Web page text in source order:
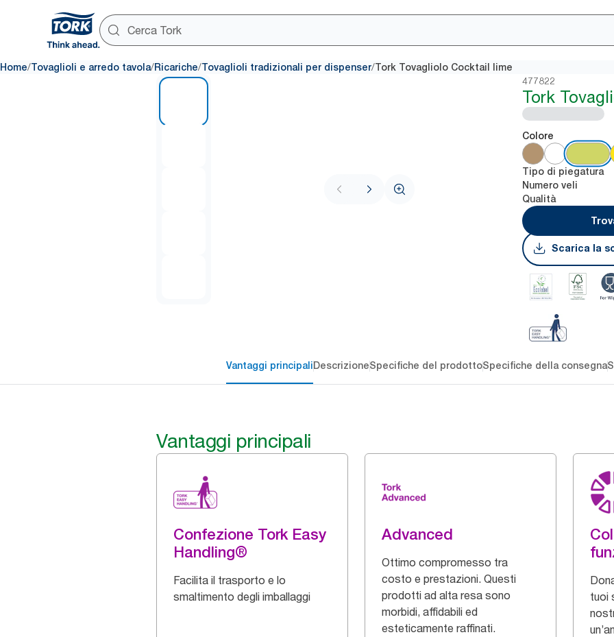
Home/Tovaglioli e arredo tavola/Ricariche/Tovaglioli tradizionali per dispenser/Tork Tovagliolo Cocktail lime
477822
Tork
Colore
Tipo di piegatura
Numero veli
Qualità
Scarica la
Vantaggi principaliDescrizioneSpecifiche del prodottoSpecifiche della consegna
Vantaggi principali
Confezione Tork Easy
Handling®
Facilita il trasporto e lo
smaltimento degli imballaggi
Advanced
Ottimo compromesso tra
costo e prestazioni. Questi
prodotti ad alta resa sono
morbidi, affidabili ed
esteticamente raffinati.
tuoi